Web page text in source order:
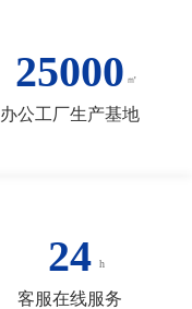
25000
办公工厂生产基地
24
客服在线服务